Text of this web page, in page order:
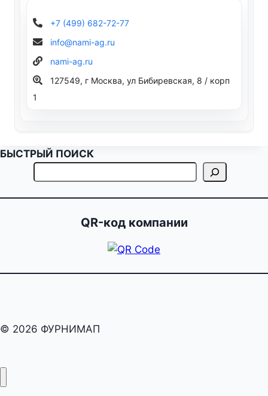
+7 (499) 682-72-77
info@nami-ag.ru
nami-ag.ru
127549, г Москва, ул Бибиревская, 8 / корп
1
БЫСТРЫЙ ПОИСК
QR-код компании
© 2026 ФУРНИМАП